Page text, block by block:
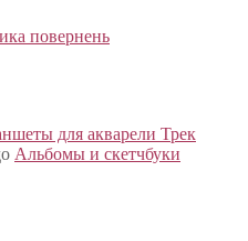
повернень
для акварели Трек
Альбомы и скетчбуки